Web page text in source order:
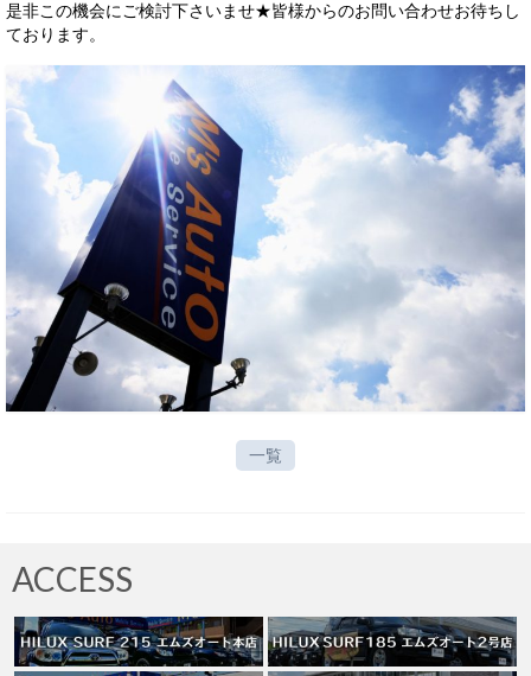
買取のご案内
店舗情報
店舗情報
会社概要
トップメッセージ
スタッフ紹介
ブログ
イベント
ニュース
電話はこちら
是非この機会にご検討下さいませ★皆様からのお問い合わせお待ちし
ております。
一覧
ACCESS